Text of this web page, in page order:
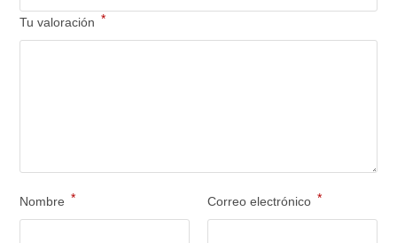
Tu valoración *
Nombre * Correo electrónico *